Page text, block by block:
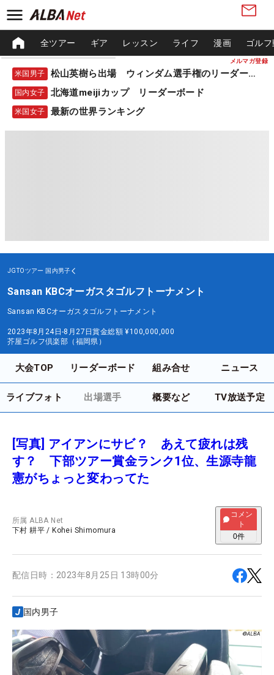
メルマガ登録
全ツアー ギア レッスン ライフ 漫画 ゴル
米国男子 松山英樹ら出場 ウィンダム選手権のリーダーボード
国内女子 北海道meijiカップ リーダーボード
米国女子 最新の世界ランキング
JGTOツアー 国内男子
Sansan KBCオーガスタゴルフトーナメント
Sansan KBCオーガスタゴルフトーナメント
2023年8月24日-8月27日賞金総額 ¥100,000,000
芥屋ゴルフ倶楽部（福岡県）
大会TOP リーダーボード 組み合せ ニュース
ライブフォト 出場選手 概要など TV放送予定
[写真] アイアンにサビ？ あえて疲れは残
す？ 下部ツアー賞金ランク1位、生源寺龍
憲がちょっと変わってた
所属ALBA Net
下村 耕平 / Kohei Shimomura
コメン
ト
0件
配信日時： 2023年8月25日 13時00分
国内男子